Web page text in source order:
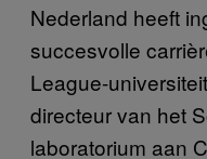
Nederland heeft
succesvolle
League-
directeur van het
laboratorium aan